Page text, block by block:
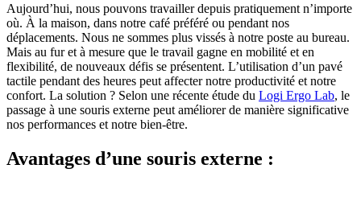
Aujourd’hui, nous pouvons travailler depuis pratiquement n’importe
où. À la maison, dans notre café préféré ou pendant nos
déplacements. Nous ne sommes plus vissés à notre poste au bureau.
Mais au fur et à mesure que le travail gagne en mobilité et en
flexibilité, de nouveaux défis se présentent. L’utilisation d’un pavé
tactile pendant des heures peut affecter notre productivité et notre
confort. La solution ? Selon une récente étude du Logi Ergo Lab, le
passage à une souris externe peut améliorer de manière significative
nos performances et notre bien-être.
Avantages d’une souris externe :